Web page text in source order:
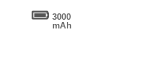
3000
mAh